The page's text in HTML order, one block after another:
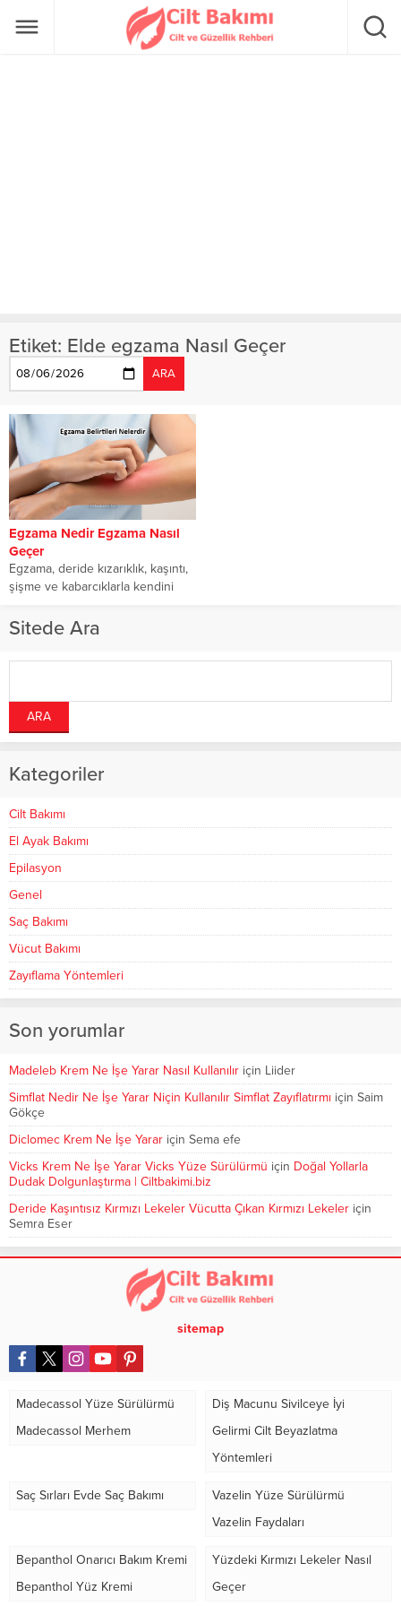
Sitede Ara
Kategoriler
Cilt Bakımı
El Ayak Bakımı
Epilasyon
Genel
Saç Bakımı
Vücut Bakımı
Zayıflama Yöntemleri
Son yorumlar
Madeleb Krem Ne İşe Yarar Nasıl Kullanılır için Liider
Simflat Nedir Ne İşe Yarar Niçin Kullanılır Simflat Zayıflatırmı için Saim
Gökçe
Diclomec Krem Ne İşe Yarar için Sema efe
Vicks Krem Ne İşe Yarar Vicks Yüze Sürülürmü için Doğal Yollarla
Dudak Dolgunlaştırma | Ciltbakimi.biz
Deride Kaşıntısız Kırmızı Lekeler Vücutta Çıkan Kırmızı Lekeler için
Semra Eser
Etiket: Elde egzama Nasıl Geçer
ARA
Egzama Nedir Egzama Nasıl
Geçer
Egzama, deride kızarıklık, kaşıntı,
şişme ve kabarcıklarla kendini
hastalığıdır. Egzamanın belirtileri...
sitemap
Madecassol Yüze Sürülürmü
Madecassol Merhem
Diş Macunu Sivilceye İyi
Gelirmi Cilt Beyazlatma
Yöntemleri
Saç Sırları Evde Saç Bakımı
Vazelin Yüze Sürülürmü
Vazelin Faydaları
Bepanthol Onarıcı Bakım Kremi
Bepanthol Yüz Kremi
Yüzdeki Kırmızı Lekeler Nasıl
Geçer